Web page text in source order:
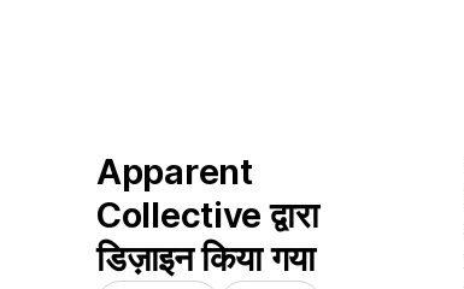
Apparent
Collective द्वारा
डिज़ाइन किया गया